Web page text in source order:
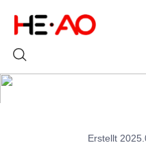
Erstellt